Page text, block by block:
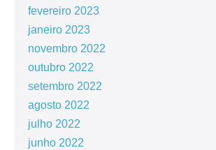
fevereiro 2023
janeiro 2023
novembro 2022
outubro 2022
setembro 2022
agosto 2022
julho 2022
junho 2022